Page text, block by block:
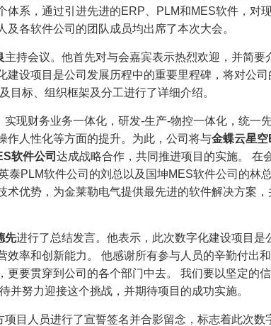
体系，通过引进先进的ERP、PLM和MES软件，对
及各软件公司的团队成员均出席了本次大会。
主持会议。他首先对与会嘉宾表示热烈欢迎，并简要
建设项目是公司发展历程中的重要里程碑，将对公
目标、组织框架及分工进行了详细介绍。
现财务业务一体化，研发-生产-物控一体化，统一
作人性化等方面的提升。为此，公司将与金蝶云星空
软件公司 达成战略合作，共同推进项目的实施。 在
泰PLM软件公司的刘总以及国坤MES软件公司的林
术优势，为金莱勒电气提供最先进的软件解决方案
先进行了总结发言。他表示，此次数字化建设项目是
效率和创新能力。 他感谢所有参与人员的辛勤付出
更要贯穿到公司的各个部门中去。 我们要以坚定的
并努力迎接这个挑战，并期待项目的成功实施。
目人员进行了宣誓签名并合影留念，标志着此次数